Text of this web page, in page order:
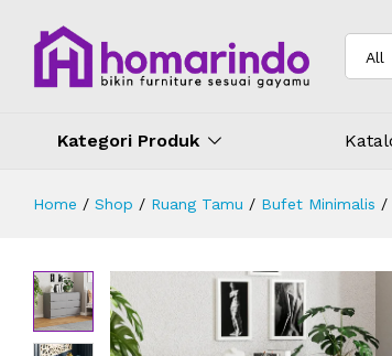
All
Kategori Produk
Home / Shop / Ruang Tamu / Bufet Minimalis /
Ulasan